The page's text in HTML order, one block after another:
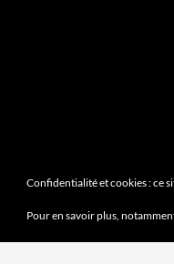
Confidentialité et cookies : ce
Pour en savoir plus,